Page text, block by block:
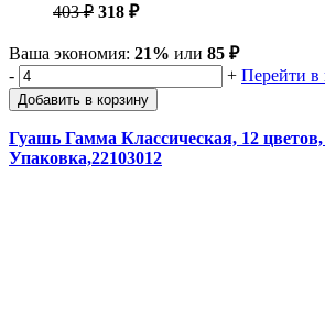
403 ₽ 318 ₽
Ваша экономия: 21% или 85 ₽
-
+ Перейти в
Добавить в корзину
Гуашь Гамма Классическая, 12
Упаковка,22103012